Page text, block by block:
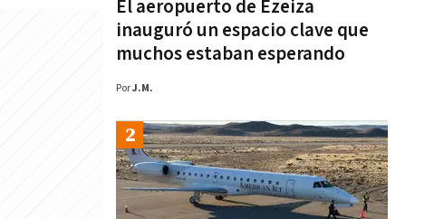
El aeropuerto de Ezeiza
inauguró un espacio clave que
muchos estaban esperando
PorJ.M.